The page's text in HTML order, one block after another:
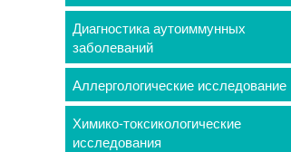
Диагностика аутоиммунных
заболеваний
Аллергологические исследование
Химико-токсикологические
исследования